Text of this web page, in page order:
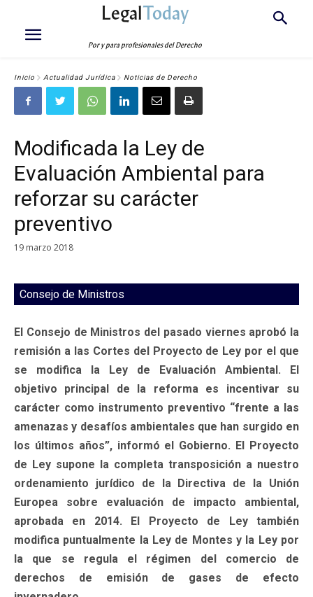
LegalToday
Por y para profesionales del Derecho
Inicio Actualidad Jurídica Noticias de Derecho
Modificada la Ley de
Evaluación Ambiental para
reforzar su carácter
preventivo
19 marzo 2018
Consejo de Ministros
El Consejo de Ministros del pasado viernes aprobó la
remisión a las Cortes del Proyecto de Ley por el que
se modifica la Ley de Evaluación Ambiental. El
objetivo principal de la reforma es incentivar su
carácter como instrumento preventivo “frente a las
amenazas y desafíos ambientales que han surgido en
los últimos años”, informó el Gobierno. El Proyecto
de Ley supone la completa transposición a nuestro
ordenamiento jurídico de la Directiva de la Unión
Europea sobre evaluación de impacto ambiental,
aprobada en 2014. El Proyecto de Ley también
modifica puntualmente la Ley de Montes y la Ley por
la que se regula el régimen del comercio de
derechos de emisión de gases de efecto